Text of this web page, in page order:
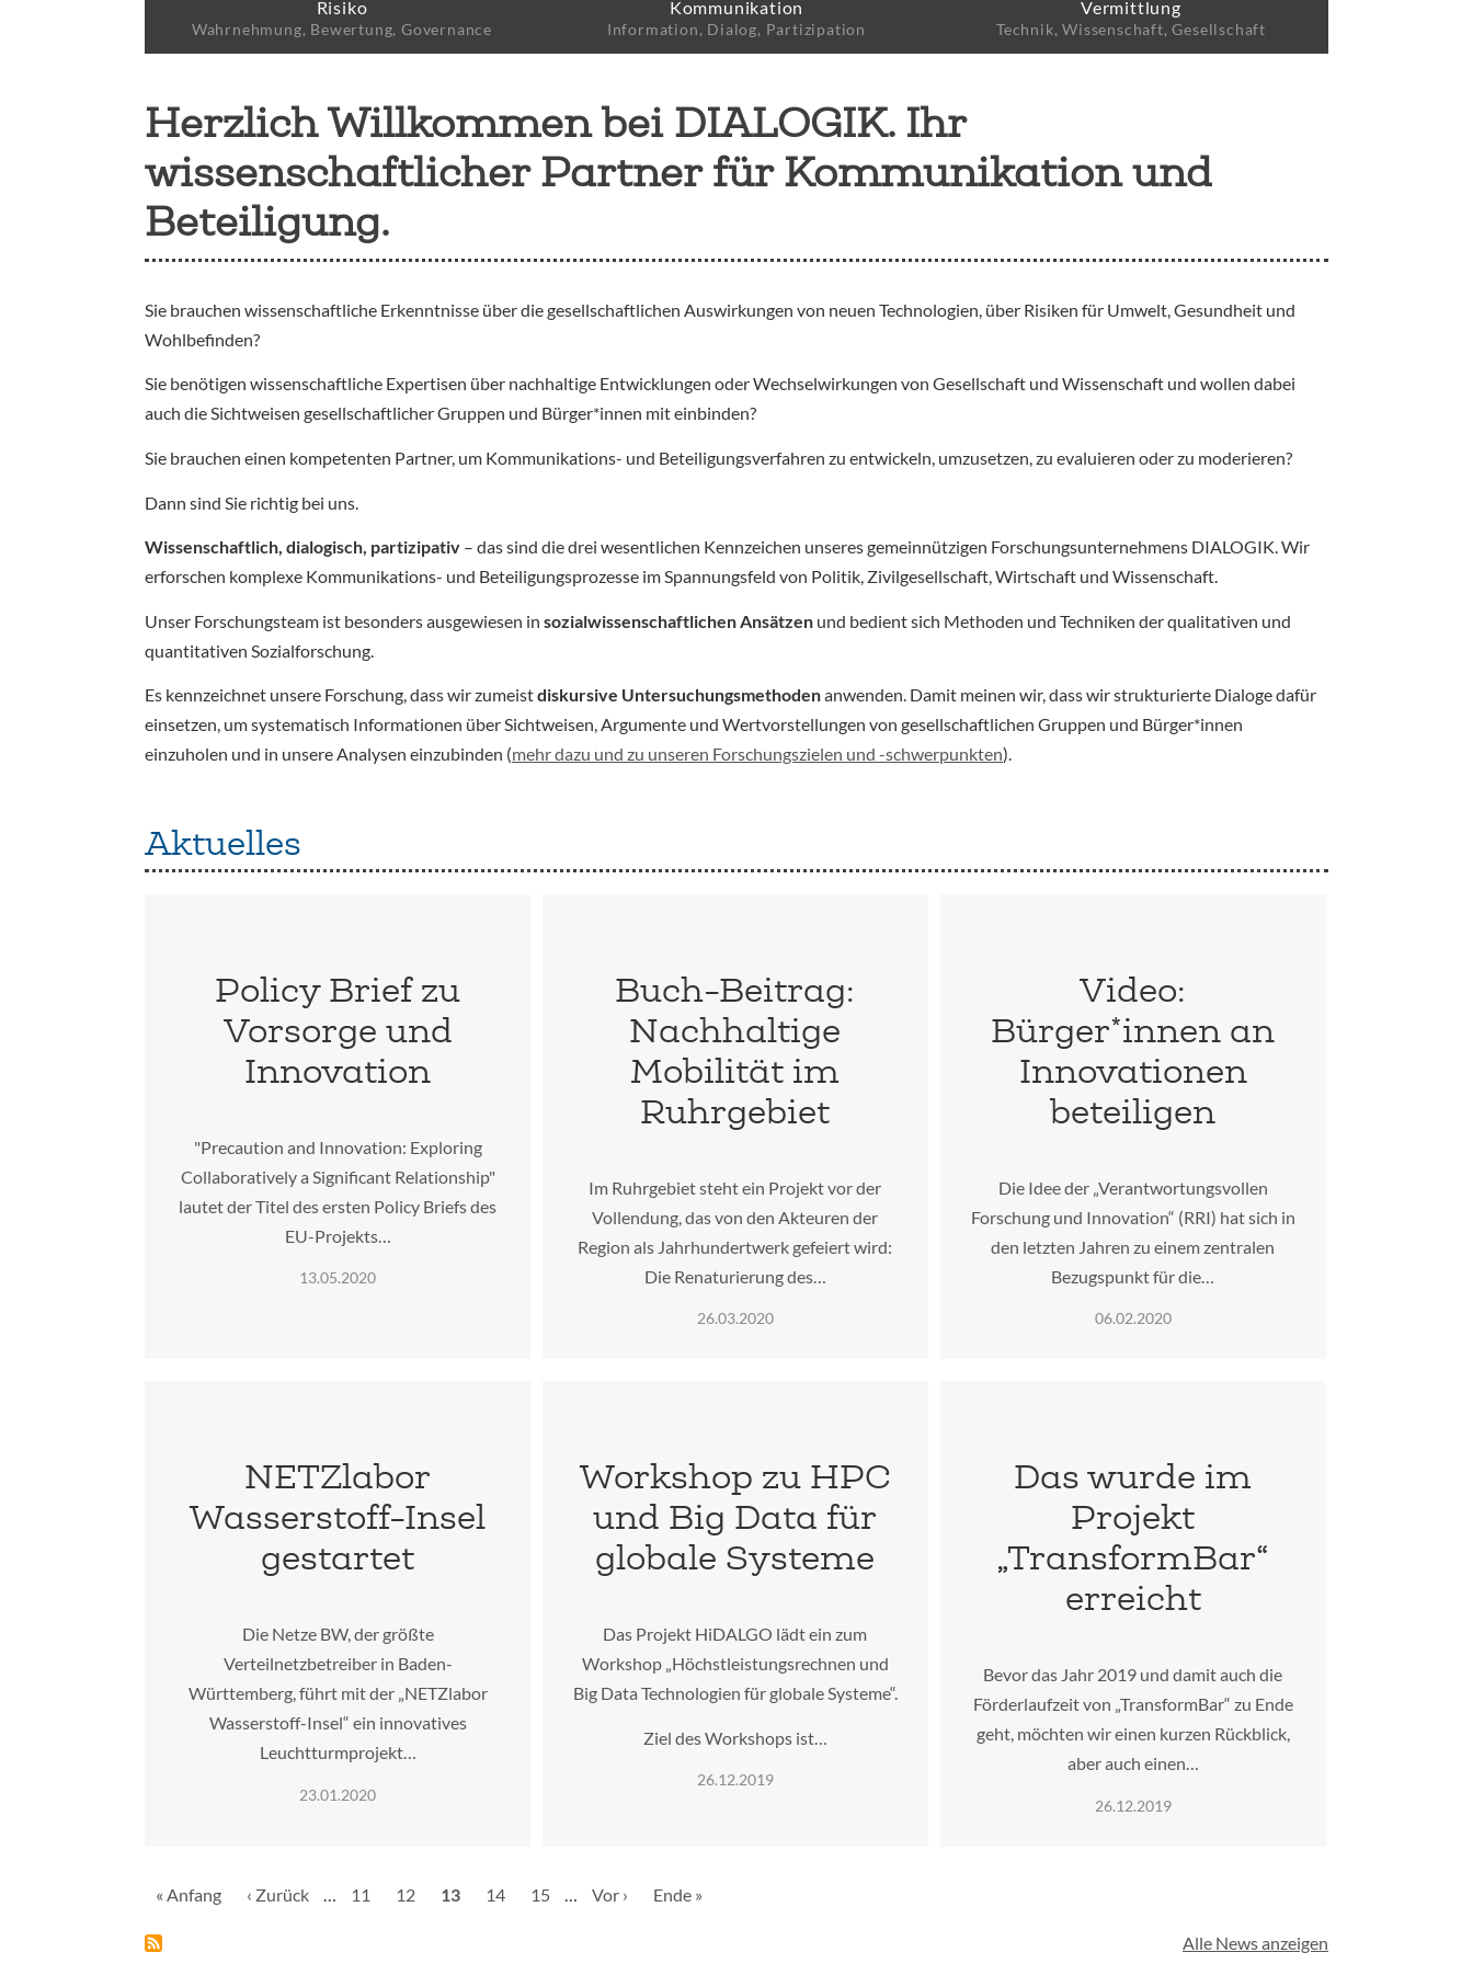
Risiko
Wahrnehmung, Bewertung, Governance
Kommunikation
Information, Dialog, Partizipation
Vermittlung
Technik, Wissenschaft, Gesellschaft
Herzlich Willkommen bei DIALOGIK. Ihr
wissenschaftlicher Partner für Kommunikation und
Beteiligung.
Sie brauchen wissenschaftliche Erkenntnisse über die gesellschaftlichen Auswirkungen von neuen Technologien, über Risiken für Umwelt, Gesundheit und
Wohlbefinden?
Sie benötigen wissenschaftliche Expertisen über nachhaltige Entwicklungen oder Wechselwirkungen von Gesellschaft und Wissenschaft und wollen dabei
auch die Sichtweisen gesellschaftlicher Gruppen und Bürger*innen mit einbinden?
Sie brauchen einen kompetenten Partner, um Kommunikations- und Beteiligungsverfahren zu entwickeln, umzusetzen, zu evaluieren oder zu moderieren?
Dann sind Sie richtig bei uns.
Wissenschaftlich, dialogisch, partizipativ – das sind die drei wesentlichen Kennzeichen unseres gemeinnützigen Forschungsunternehmens DIALOGIK. Wir
erforschen komplexe Kommunikations- und Beteiligungsprozesse im Spannungsfeld von Politik, Zivilgesellschaft, Wirtschaft und Wissenschaft.
Unser Forschungsteam ist besonders ausgewiesen in sozialwissenschaftlichen Ansätzen und bedient sich Methoden und Techniken der qualitativen und
quantitativen Sozialforschung.
Es kennzeichnet unsere Forschung, dass wir zumeistdiskursive Untersuchungsmethodenanwenden. Damit meinen wir, dass wir strukturierte Dialoge dafür
einsetzen, um systematisch Informationen über Sichtweisen, Argumente und Wertvorstellungen von gesellschaftlichen Gruppen und Bürger*innen
einzuholen und in unsere Analysen einzubinden (mehr dazu und zu unseren Forschungszielen und -schwerpunkten).
Aktuelles
Policy Brief zu
Vorsorge und
Innovation
"Precaution and Innovation: Exploring
Collaboratively a Significant Relationship"
lautet der Titel des ersten Policy Briefs des
EU-Projekts…
13.05.2020
Buch-Beitrag:
Nachhaltige
Mobilität im
Ruhrgebiet
Im Ruhrgebiet steht ein Projekt vor der
Vollendung, das von den Akteuren der
Region als Jahrhundertwerk gefeiert wird:
Die Renaturierung des…
26.03.2020
Video:
Bürger*innen an
Innovationen
beteiligen
Die Idee der „Verantwortungsvollen
Forschung und Innovation“ (RRI) hat sich in
den letzten Jahren zu einem zentralen
Bezugspunkt für die…
06.02.2020
NETZlabor
Wasserstoff-Insel
gestartet
Die Netze BW, der größte
Verteilnetzbetreiber in Baden-
Württemberg, führt mit der „NETZlabor
Wasserstoff-Insel“ ein innovatives
Leuchtturmprojekt…
23.01.2020
Workshop zu HPC
und Big Data für
globale Systeme
Das Projekt HiDALGO lädt ein zum
Workshop „Höchstleistungsrechnen und
Big Data Technologien für globale Systeme“.
Ziel des Workshops ist…
26.12.2019
Das wurde im
Projekt
„TransformBar“
erreicht
Bevor das Jahr 2019 und damit auch die
Förderlaufzeit von „TransformBar“ zu Ende
geht, möchten wir einen kurzen Rückblick,
aber auch einen…
26.12.2019
Erste
« Anfang
Vorherige
‹ Zurück Seite
11 Seite
12
Aktuelle
13 Seite
14 Seite
15
Nächste
Vor ›
Letzte
Ende »
Alle News anzeigen